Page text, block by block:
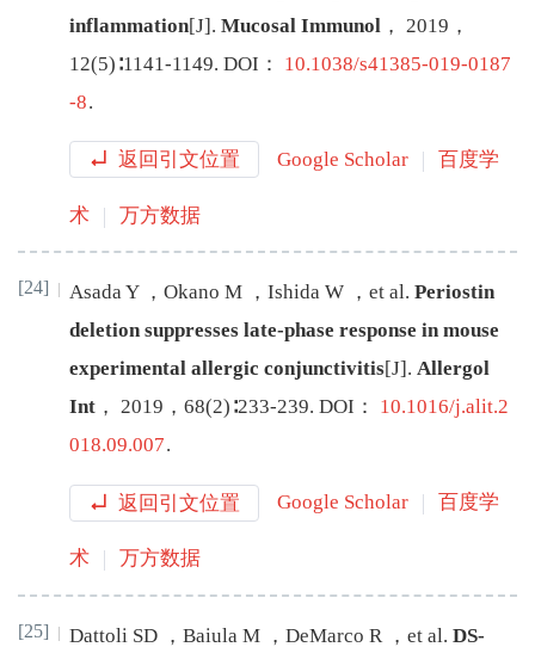
inflammation[J]. Mucosal Immunol ， 2019 ，
12(5)∶1141-1149. DOI： 10.1038/s41385-019-0187
-8.
返回引文位置 Google Scholar 百度学
术 万方数据
[24] AsadaY ， Okano M ， Ishida W ， et al. Periostin
deletion suppresses late-phase response in mouse
experimental allergic conjunctivitis[J] . Allergol
Int ， 2019 ， 68(2)∶233-239. DOI： 10.1016/j.alit.2
018.09.007.
返回引文位置 Google Scholar 百度学
术 万方数据
[25] Dattoli SD ， Baiula M ， DeMarco R ， et al. DS-